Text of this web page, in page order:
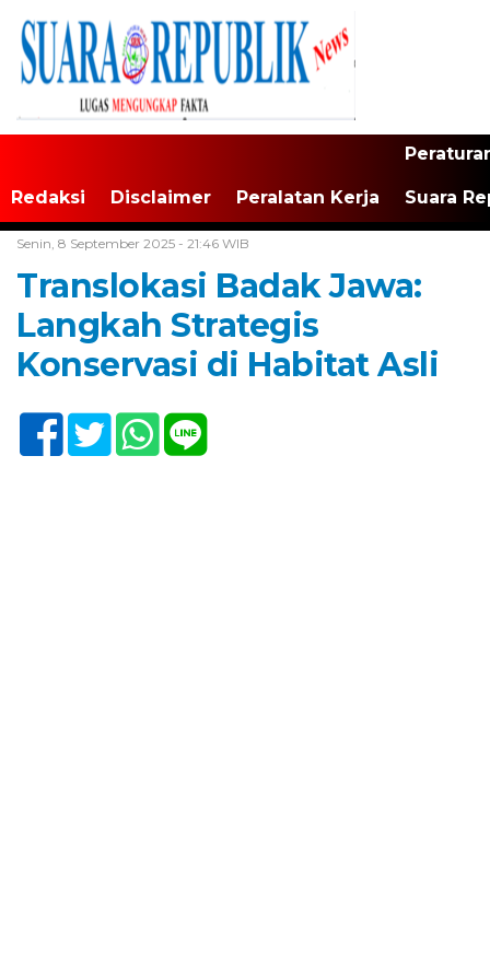
Redaksi Disclaimer Peralatan Kerja Suara
Senin, 8 September 2025 - 21:46 WIB
Translokasi Badak Jawa:
Langkah Strategis
Konservasi di Habitat Asli